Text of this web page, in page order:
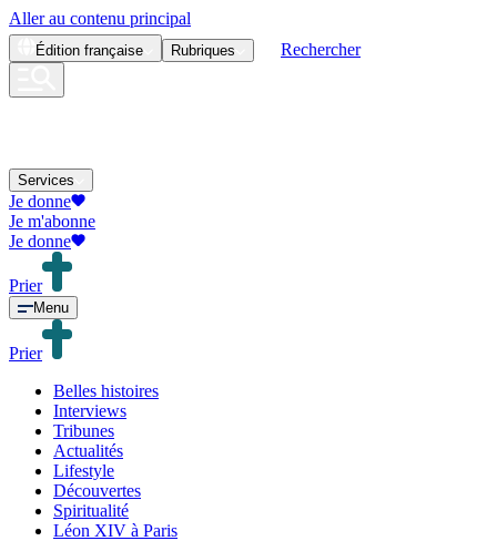
Aller au contenu principal
Édition française Rubriques Rechercher
Services
Je donne
Je m'abonne
Je donne
Prier
Menu
Prier
Belles histoires
Interviews
Tribunes
Actualités
Lifestyle
Découvertes
Spiritualité
Léon XIV à Paris